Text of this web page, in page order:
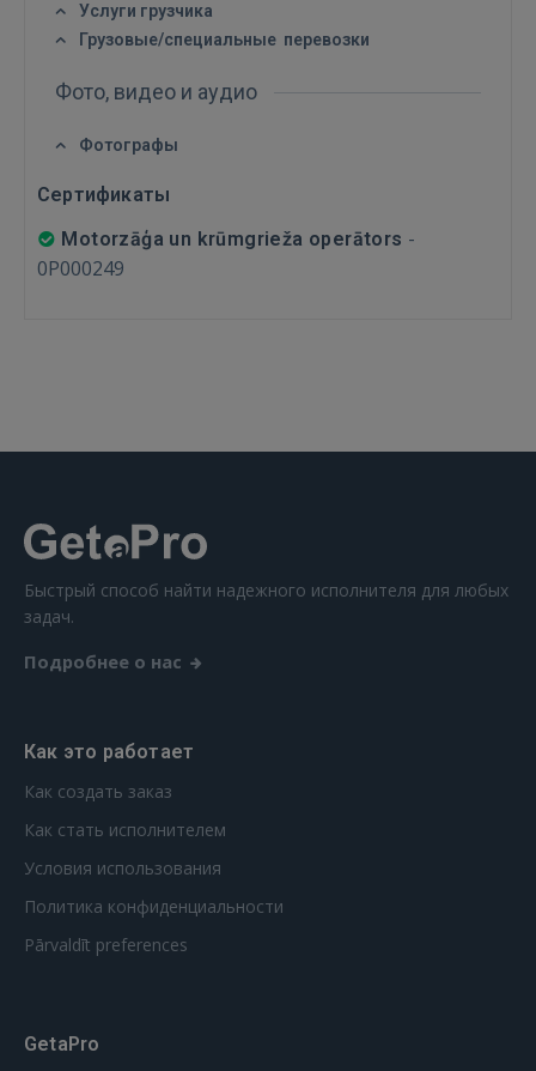
Услуги грузчика
Грузовые/специальные перевозки
Фото, видео и аудио
Фотографы
Сертификаты
Motorzāģa un krūmgrieža operātors -
0P000249
Быстрый способ найти надежного исполнителя для любых
задач.
Подробнее о нас
Как это работает
Как создать заказ
Как стать исполнителем
Условия использования
Политика конфиденциальности
Pārvaldīt preferences
GetaPro